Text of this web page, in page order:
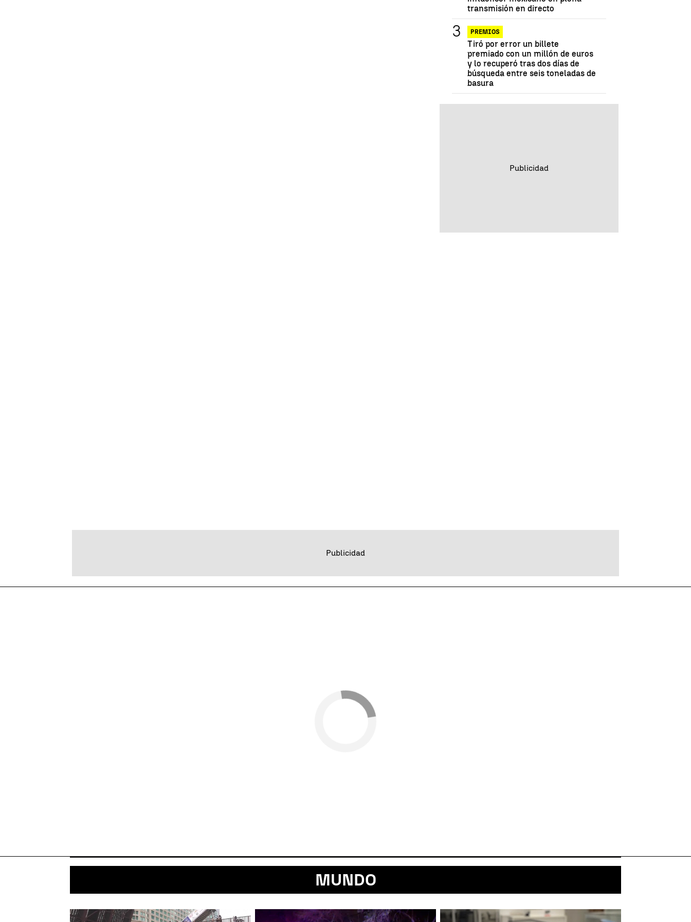
transmisión en directo
PREMIOS
Tiró por error un billete
premiado con un millón de euros
y lo recuperó tras dos días de
búsqueda entre seis toneladas de
basura
MUNDO